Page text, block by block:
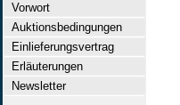
Vorwort
Auktionsbedingungen
Einlieferungsvertrag
Erläuterungen
Newsletter